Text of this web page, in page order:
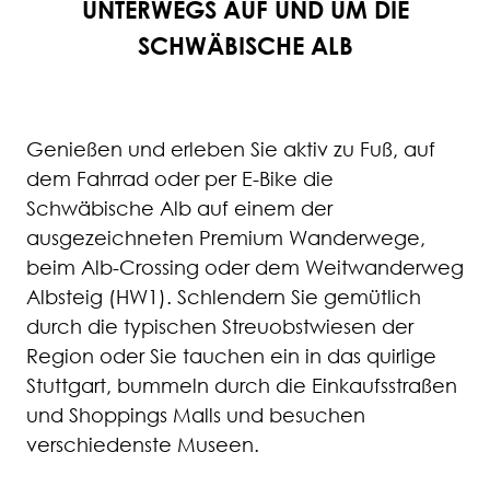
UNTERWEGS AUF UND UM DIE
SCHWÄBISCHE ALB
Genießen und erleben Sie aktiv zu Fuß, auf
dem Fahrrad oder per E-Bike die
Schwäbische Alb auf einem der
ausgezeichneten Premium Wanderwege,
beim Alb-Crossing oder dem Weitwanderweg
Albsteig (HW1). Schlendern Sie gemütlich
durch die typischen Streuobstwiesen der
Region oder Sie tauchen ein in das quirlige
Stuttgart, bummeln durch die Einkaufsstraßen
und Shoppings Malls und besuchen
verschiedenste Museen.